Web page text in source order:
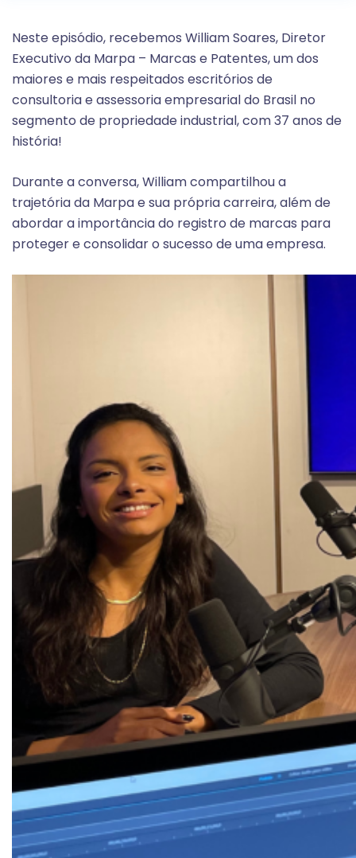
Neste episódio, recebemos William Soares, Diretor
Executivo da Marpa – Marcas e Patentes, um dos
maiores e mais respeitados escritórios de
consultoria e assessoria empresarial do Brasil no
segmento de propriedade industrial, com 37 anos de
história!
Durante a conversa, William compartilhou a
trajetória da Marpa e sua própria carreira, além de
abordar a importância do registro de marcas para
proteger e consolidar o sucesso de uma empresa.